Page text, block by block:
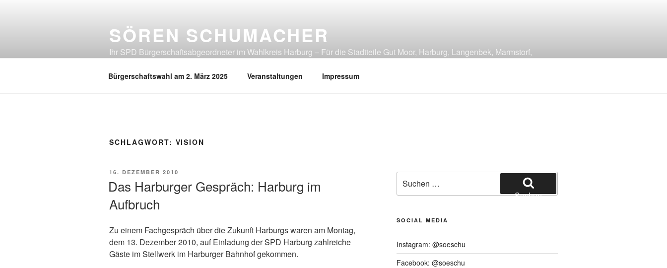
SÖREN SCHUMACHER
Ihr SPD Bürgerschaftsabgeordneter im Wahlkreis Harburg – Für die Stadtteile Gut Moor, Harburg, Langenbek, Marmstorf,
Bürgerschaftswahl am 2. März 2025 Veranstaltungen Impressum
SCHLAGWORT: VISION
VERÖFFENTLICHT
16. DEZEMBER 2010
Das Harburger Gespräch: Harburg im
Aufbruch
Zu einem Fachgespräch über die Zukunft Harburgs waren am Montag,
dem 13. Dezember 2010, auf Einladung der SPD Harburg zahlreiche
Gäste im Stellwerk im Harburger Bahnhof gekommen.
nach:
Suchen
SOCIAL MEDIA
Instagram: @soeschu
Facebook: @soeschu